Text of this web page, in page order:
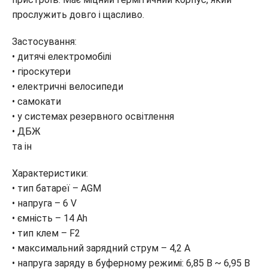
прослужить довго і щасливо.
Застосування:
• дитячі електромобілі
• гіроскутери
• електричні велосипеди
• самокати
• у системах резервного освітлення
• ДБЖ
та ін
Характеристики:
• тип батареї – AGM
• напруга – 6 V
• ємність – 14 Ah
• тип клем – F2
• максимальний зарядний струм – 4,2 A
• напруга заряду в буферному режимі: 6,85 В ~ 6,95 В